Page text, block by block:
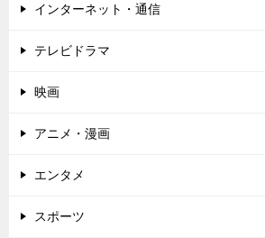
インターネット・通信
テレビドラマ
映画
アニメ・漫画
エンタメ
スポーツ